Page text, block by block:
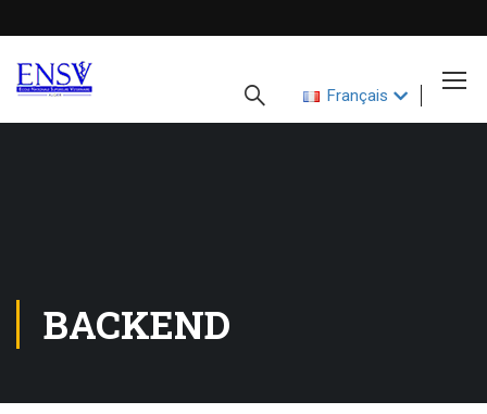
Français
BACKEND